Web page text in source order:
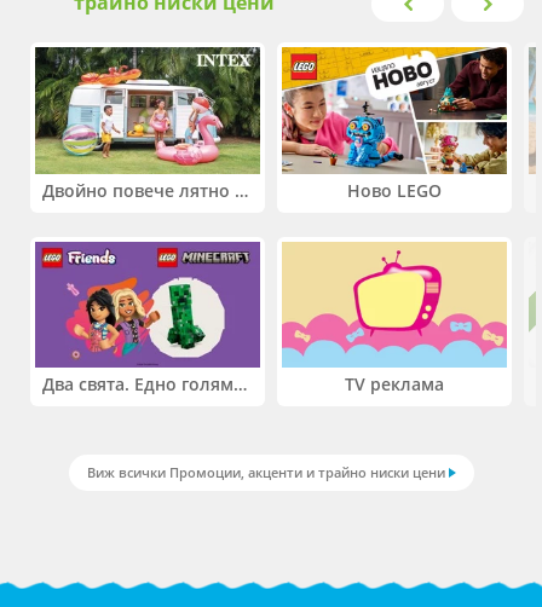
Двойно повече лятно забавление! Купи 2 продукта INTEX и вземи -33%
Два свята. Едно голямо приключение. Купи 2 продукта LEGO® Friends и/или LEGO® Minecraft и вземи -27%
Ново LEGO
TV реклама
Виж всички Промоции, акценти и трайно ниски цени